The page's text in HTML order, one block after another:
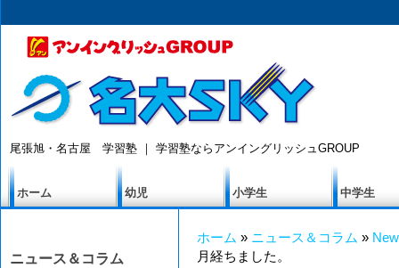
尾張旭・名古屋 学習塾 ｜ 学習塾ならアンイングリッシュGROUP
ホーム 幼児 小学生 中学生
ニュース＆コラム
ホーム » ニュース＆コラム »
月経ちました。